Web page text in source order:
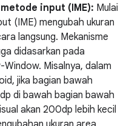
input (IME): Mulai
(IME) mengubah ukuran
langsung. Mekanisme
didasarkan pada
Misalnya, dalam
jika bagian bawah
di bawah bagian bawah
akan 200dp lebih kecil